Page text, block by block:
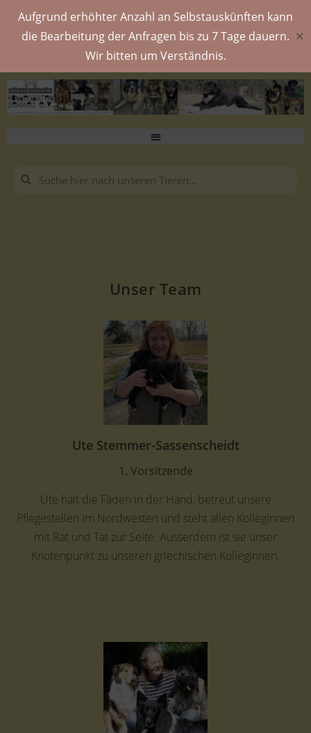
Aufgrund erhöhter Anzahl an Selbstauskünften kann
die Bearbeitung der Anfragen bis zu 7 Tage dauern.
Wir bitten um Verständnis.
✕
Unser Team
Ute Stemmer-Sassenscheidt
1. Vorsitzende
Ute hält die Fäden in der Hand, betreut unsere
Pflegestellen im Nordwesten und steht allen Kolleginnen
mit Rat und Tat zur Seite. Ausserdem ist sie unser
Knotenpunkt zu unseren griechischen Kolleginnen.